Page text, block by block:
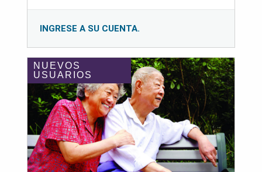
INGRESE A SU CUENTA.
NUEVOS
USUARIOS